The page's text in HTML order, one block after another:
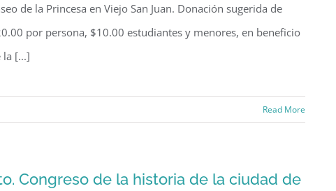
Juan” de la Princesa en Viejo San Juan. Donación sugerida de
por persona, $10.00 estudiantes y menores, en beneficio
la [...]
Read More
Congreso de la historia de la ciudad de